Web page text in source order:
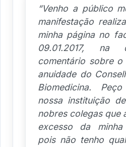
“Venho a público
manifestação
minha página no
09.01.2017, na
comentário sobre o
anuidade do
Biomedicina.
nossa instituição
nobres colegas que
excesso da minha
pois não tenho